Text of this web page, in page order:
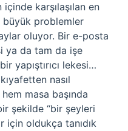
karşılaşılan en
büyük problemler
oluyor. Bir e-posta
ya da tam da işe
yapıştırıcı lekesi…
nasıl
masa başında
şekilde “bir şeyleri
için oldukça tanıdık